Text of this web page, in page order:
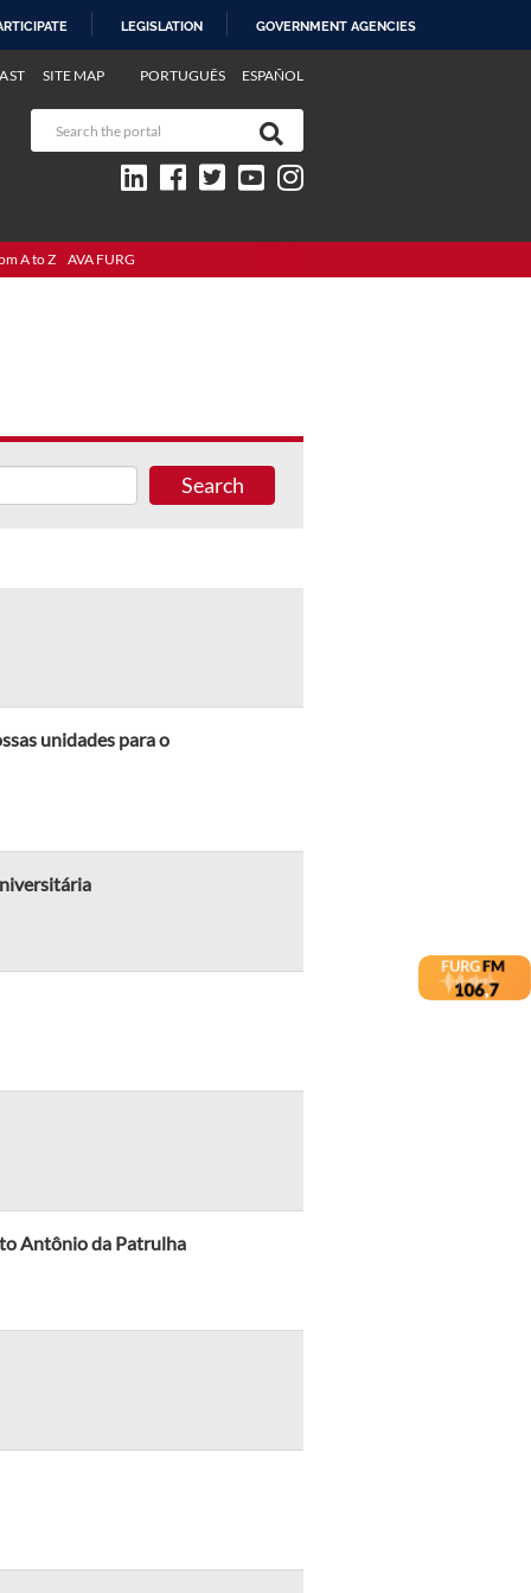
LEGISLATION GOVERNMENT AGENCIES
PORTUGUÊS ESPAÑOL
SITE MAP
A to Z AVA FURG
Search
unidades para o
Antônio da Patrulha